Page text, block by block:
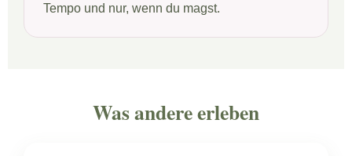
Tempo und nur, wenn du magst.
Was andere erleben